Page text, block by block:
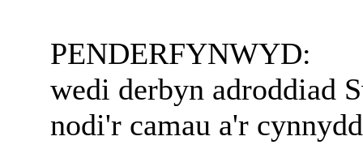
PENDERFYNWYD:
wedi derbyn adroddiad
nodi'r camau a'r